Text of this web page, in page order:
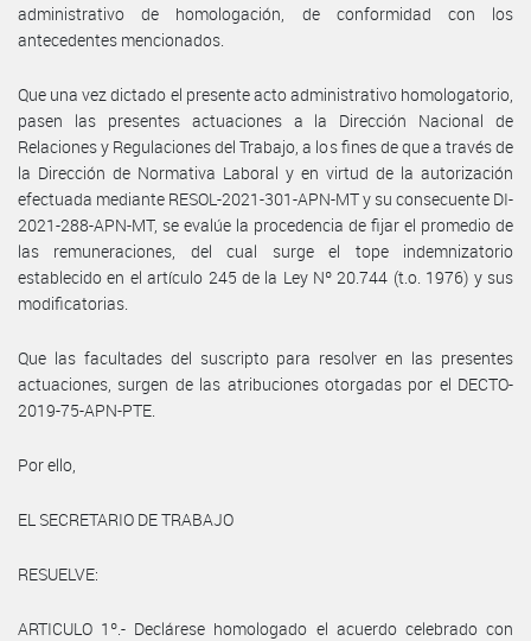
administrativo de homologación, de conformidad con los
antecedentes mencionados.
Que una vez dictado el presente acto administrativo homologatorio,
pasen las presentes actuaciones a la Dirección Nacional de
Relaciones y Regulaciones del Trabajo, a los fines de que a través de
la Dirección de Normativa Laboral y en virtud de la autorización
efectuada mediante RESOL-2021-301-APN-MT y su consecuente DI-
2021-288-APN-MT, se evalúe la procedencia de fijar el promedio de
las remuneraciones, del cual surge el tope indemnizatorio
establecido en el artículo 245 de la Ley Nº 20.744 (t.o. 1976) y sus
modificatorias.
Que las facultades del suscripto para resolver en las presentes
actuaciones, surgen de las atribuciones otorgadas por el DECTO-
2019-75-APN-PTE.
Por ello,
EL SECRETARIO DE TRABAJO
RESUELVE:
ARTICULO 1º.- Declárese homologado el acuerdo celebrado con